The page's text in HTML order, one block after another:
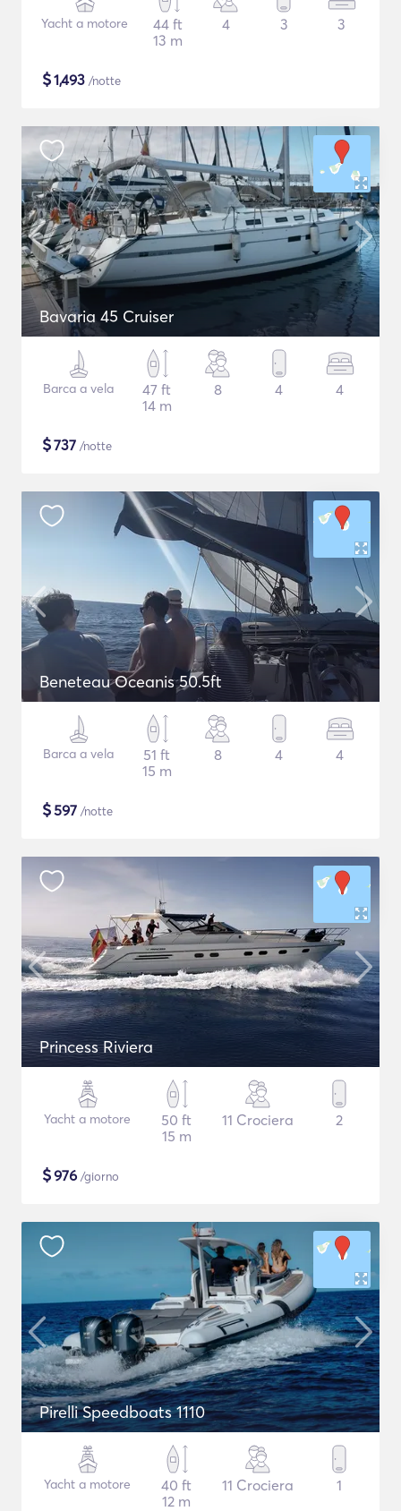
Yacht a motore
44 ft
13 m
4 3 3
$1,493 /notte
Bavaria 45 Cruiser
Barca a vela
47 ft
14 m
8 4 4
$737 /notte
Beneteau Oceanis 50.5ft
Barca a vela
51 ft
15 m
8 4 4
$597 /notte
Princess Riviera
Yacht a motore
50 ft
15 m
11 Crociera 2
$976 /giorno
Pirelli Speedboats 1110
Yacht a motore
40 ft
12 m
11 Crociera 1